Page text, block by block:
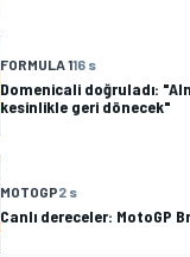
FORMULA 116 s
Domenicali doğruladı:
kesinlikle geri dönecek"
MOTOGP2 s
Canlı dereceler: MotoGP